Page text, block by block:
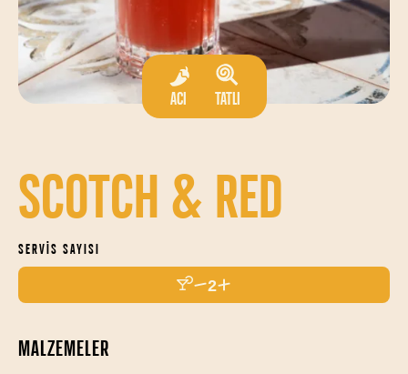
ACI TATLI
SCOTCH & RED
SERVIS SAYISI
2
MALZEMELER